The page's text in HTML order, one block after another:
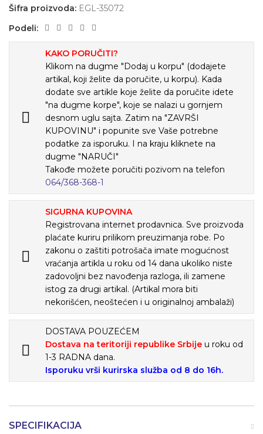
Šifra proizvoda: EGL-35072
Podeli:
KAKO PORUČITI?
Klikom na dugme "Dodaj u korpu" (dodajete
artikal, koji želite da poručite, u korpu). Kada
dodate sve artikle koje želite da poručite idete
"na dugme korpe", koje se nalazi u gornjem
desnom uglu sajta. Zatim na "ZAVRŠI
KUPOVINU" i popunite sve Vaše potrebne
podatke za isporuku. I na kraju kliknete na
dugme "NARUČI"
Takođe možete poručiti pozivom na telefon
064/368-368-1
SIGURNA KUPOVINA
Registrovana internet prodavnica. Sve proizvoda
plaćate kuriru prilikom preuzimanja robe. Po
zakonu o zaštiti potrošača imate mogućnost
vraćanja artikla u roku od 14 dana ukoliko niste
zadovoljni bez navođenja razloga, ili zamene
istog za drugi artikal. (Artikal mora biti
nekorišćen, neoštećen i u originalnoj ambalaži)
DOSTAVA POUZEĆEM
Dostava na teritoriji republike Srbije u roku od
1-3 RADNA dana.
Isporuku vrši kurirska služba od 8 do 16h.
SPECIFIKACIJA